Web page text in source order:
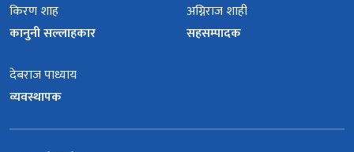
किरण शाह
कानुनी सल्लाहकार
अग्निराज शाही
सहसम्पादक
देबराज पाध्याय
व्यवस्थापक